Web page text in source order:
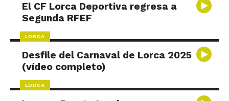
El CF Lorca Deportiva regresa a
Segunda RFEF
LORCA
Desfile del Carnaval de Lorca 2025
(vídeo completo)
LORCA